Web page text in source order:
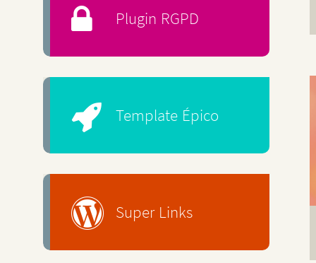
Plugin RGPD
Template Épico
Super Links